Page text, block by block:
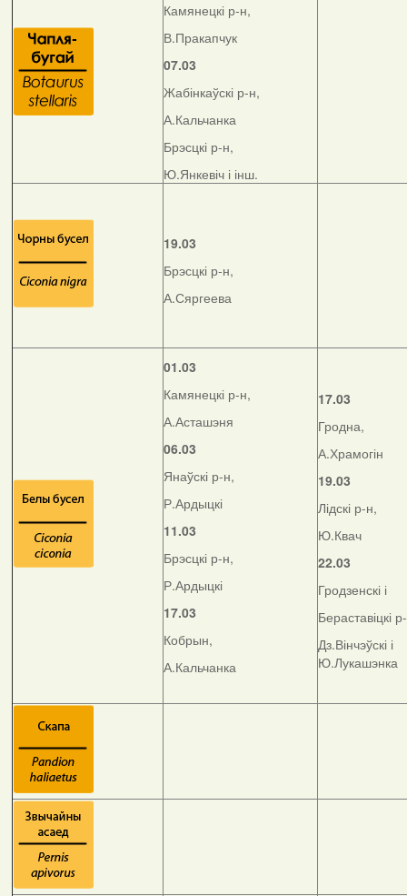
Камянецкі р-н,
В.Пракапчук
07.03
Жабінкаўскі р-н,
А.Кальчанка
Брэсцкі р-н,
Ю.Янкевіч і інш.
19.03
Брэсцкі р-н,
А.Сяргеева
01.03
Камянецкі р-н,
А.Асташэня
06.03
Янаўскі р-н,
Р.Ардыцкі
11.03
Брэсцкі р-н,
Р.Ардыцкі
17.03
Кобрын,
А.Кальчанка
17.03
Гродна,
А.Храмогін
19.03
Лідскі р-н,
Ю.Квач
22.03
Гродзенскі і
Бераставіцкі
Дз.Вінчэўскі і
Ю.Лукашэнка